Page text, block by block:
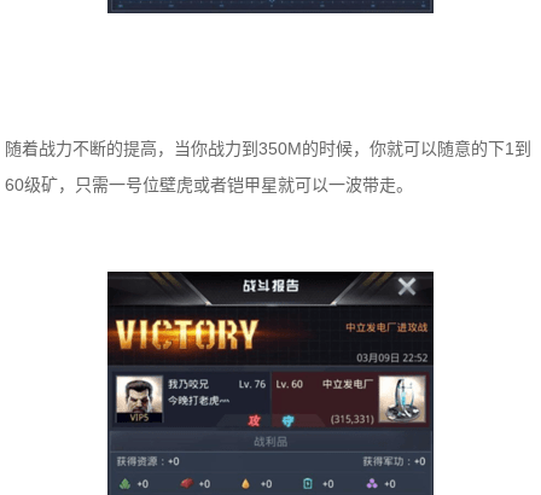
随着战力不断的提高，当你战力到350M的时候，你就可以随意的下1到
60级矿，只需一号位壁虎或者铠甲星就可以一波带走。